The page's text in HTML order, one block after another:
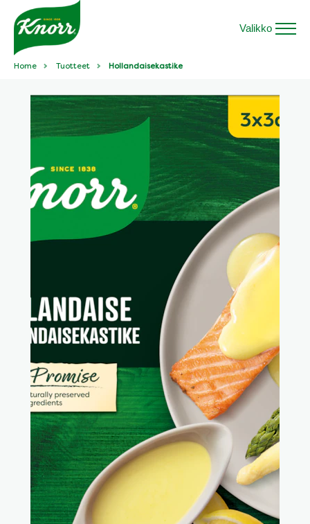
Valikko
Home Tuotteet Hollandaisekastike